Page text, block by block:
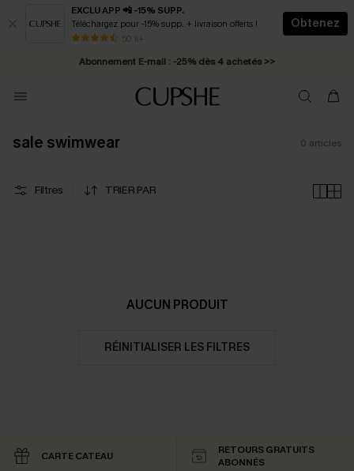
EXCLU APP 📲 -15% SUPP.
Téléchargez pour -15% supp. + livraison offerts !
50 k+
Obtenez
* Livraison éclair 2-3 jours ouvrés >>
Abonnement E-mail : -25% dès 4 achetés >>
sale swimwear 0 articles
Filtres TRIER PAR
AUCUN PRODUIT
RÉINITIALISER LES FILTRES
CARTE CATEAU
RETOURS GRATUITS
ABONNÉS